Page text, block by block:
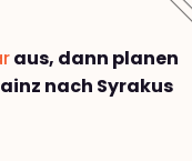
aus, dann planen
nach Syrakus